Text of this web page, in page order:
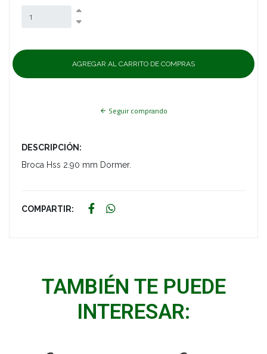
Seguir comprando
DESCRIPCIÓN:
Broca Hss 2.90 mm Dormer.
COMPARTIR:
TAMBIÉN TE PUEDE
INTERESAR: